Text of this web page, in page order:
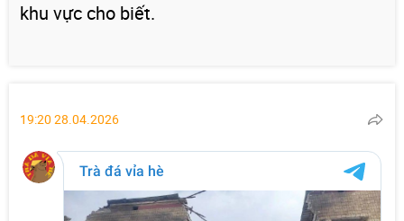
khu vực cho biết.
19:20 28.04.2026